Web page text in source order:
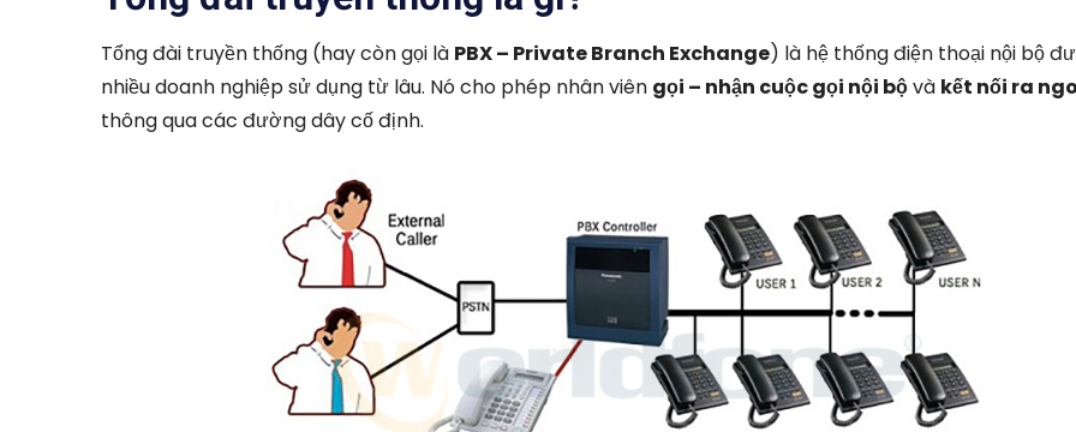
Tổng đài truyền thống (hay còn gọi là PBX – Private Branch Exchange) là hệ thống điện thoại nội bộ
nhiều doanh nghiệp sử dụng từ lâu. Nó cho phép nhân viên gọi – nhận cuộc gọi nội bộvà kết nối ra
thông qua các đường dây cố định.